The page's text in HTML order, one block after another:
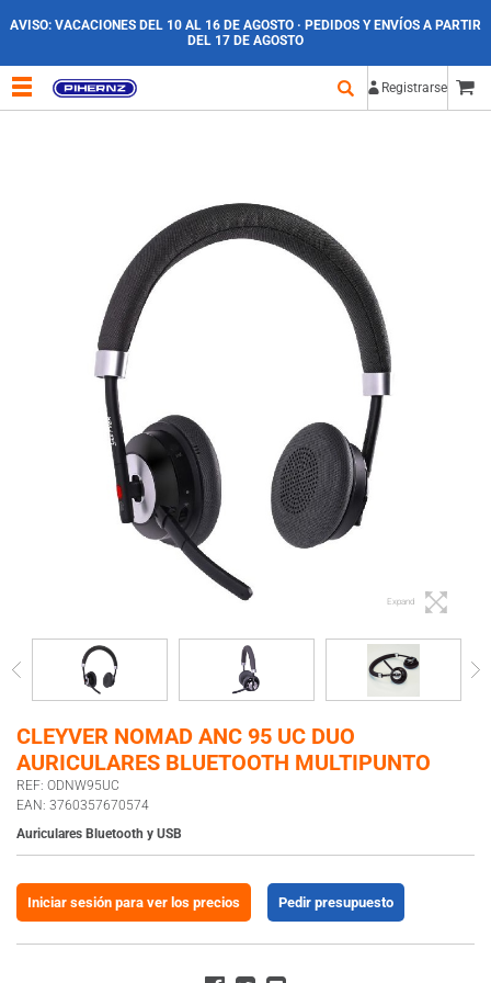
AVISO: VACACIONES DEL 10 AL 16 DE AGOSTO · PEDIDOS Y ENVÍOS A PARTIR
DEL 17 DE AGOSTO
Registrarse
Expand
CLEYVER NOMAD ANC 95 UC DUO
AURICULARES BLUETOOTH MULTIPUNTO
REF: ODNW95UC
EAN: 3760357670574
Auriculares Bluetooth y USB
Iniciar sesión para ver los precios Pedir presupuesto